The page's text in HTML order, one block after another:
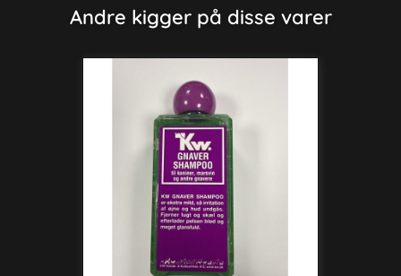
Andre kigger på disse varer